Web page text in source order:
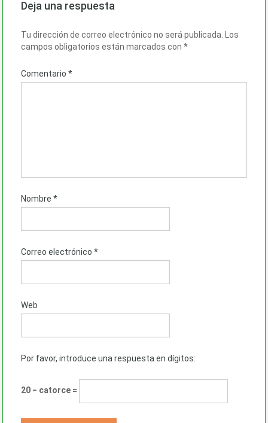
Deja una respuesta
Tu dirección de correo electrónico no será publicada. Los
campos obligatorios están marcados con *
Comentario *
Nombre *
Correo electrónico *
Web
Por favor, introduce una respuesta en dígitos:
20 − catorce =